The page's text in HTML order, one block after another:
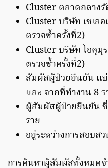
Cluster ตลาดกลาง
Cluster บริษัท เซเล
ตรวจซ้ำครั้งที่2)
Cluster บริษัท โอคุมุ
ตรวจซ้ำครั้งที่2)
สัมผัสผู้ป่วยยืนยัน แบ่
และ จากที่ทำงาน 8
ผู้สัมผัสผู้ป่วยยืนยัน ซึ่
ราย
อยู่ระหว่างการสอบส
การค้นหาผู้สัมผัสทั้งหมดจ